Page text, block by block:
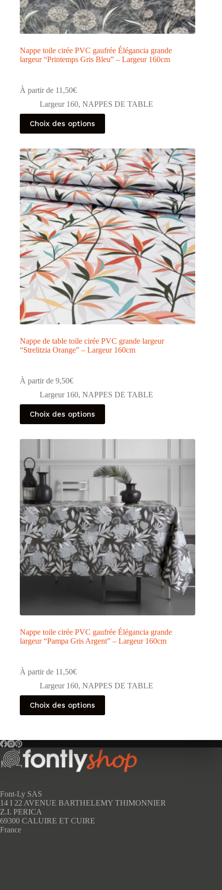
Nappe toile cirée PVC gaufrée Élégancia grande
largeur “Printemps Gris Bleu” – Largeur 160cm
À partir de 11,50€
Largeur 160, NAPPES DE TABLE
Choix des options
Ce
produit
a
variations.
Les
options
peuvent
être
choisies
sur
la
page
du
produit
Nappe de table toile cirée PVC grande largeur
“Strelitzia Orange” – Largeur 160cm
À partir de 9,50€
Largeur 160, NAPPES DE TABLE
Choix des options
Ce
produit
a
options
peuvent
être
choisies
sur
la
page
du
produit
Nappe toile cirée PVC gaufrée Élégancia grande
largeur “Pampa Gris Argent” – Largeur 160cm
À partir de 11,50€
Largeur 160, NAPPES DE TABLE
Choix des options
Ce
produit
a
Les
options
peuvent
être
la
page
du
produit
Font-Ly SAS
14 I 22 AVENUE BARTHELEMY THIMONNIER
Z.I. PERICA
69300 CALUIRE ET CUIRE
France